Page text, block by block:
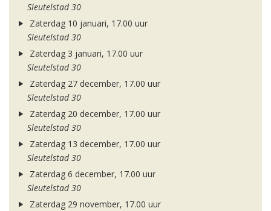
Sleutelstad 30
Zaterdag 10 januari, 17.00 uur
Sleutelstad 30
Zaterdag 3 januari, 17.00 uur
Sleutelstad 30
Zaterdag 27 december, 17.00 uur
Sleutelstad 30
Zaterdag 20 december, 17.00 uur
Sleutelstad 30
Zaterdag 13 december, 17.00 uur
Sleutelstad 30
Zaterdag 6 december, 17.00 uur
Sleutelstad 30
Zaterdag 29 november, 17.00 uur